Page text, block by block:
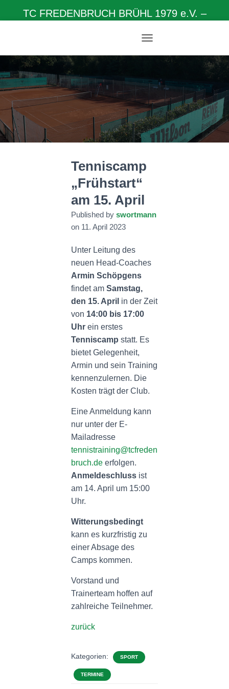
TC FREDENBRUCH BRÜHL 1979 e.V. –
A
G
T
I
O
N
U
Tenniscamp
„Frühstart“
am 15. April
Published by swortmann
on 11. April 2023
Unter Leitung des
neuen Head-Coaches
Armin Schöpgens
findet am Samstag,
den 15. April in der Zeit
von 14:00 bis 17:00
Uhr ein erstes
Tenniscamp statt. Es
bietet Gelegenheit,
Armin und sein Training
kennenzulernen. Die
Kosten trägt der Club.
Eine Anmeldung kann
nur unter der E-
Mailadresse
tennistraining@tcfreden
bruch.de erfolgen.
Anmeldeschluss ist
am 14. April um 15:00
Uhr.
Witterungsbedingt
kann es kurzfristig zu
einer Absage des
Camps kommen.
Vorstand und
Trainerteam hoffen auf
zahlreiche Teilnehmer.
zurück
Kategorien: SPORT
TERMINE